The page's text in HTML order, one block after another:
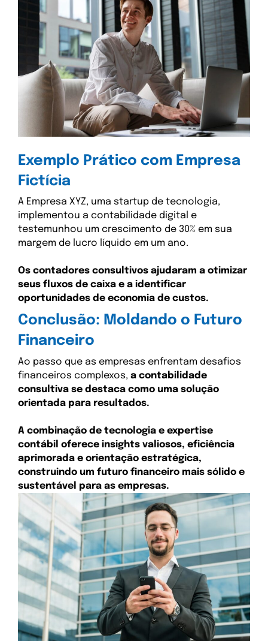
Exemplo Prático com Empresa
Fictícia
A Empresa XYZ, uma startup de tecnologia,
implementou a contabilidade digital e
testemunhou um crescimento de 30% em sua
margem de lucro líquido em um ano.
Os contadores consultivos ajudaram a otimizar
seus fluxos de caixa e a identificar
oportunidades de economia de custos.
Conclusão: Moldando o Futuro
Financeiro
Ao passo que as empresas enfrentam desafios
financeiros complexos, a contabilidade
consultiva se destaca como uma solução
orientada para resultados.
A combinação de tecnologia e expertise
contábil oferece insights valiosos, eficiência
aprimorada e orientação estratégica,
construindo um futuro financeiro mais sólido e
sustentável para as empresas.